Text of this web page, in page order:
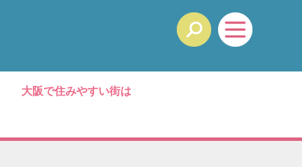
大阪で住みやすい街は